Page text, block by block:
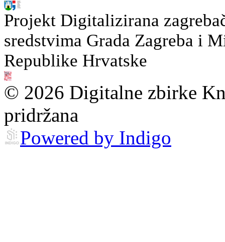
Projekt Digitalizirana
sredstvima Grada Zagreba i
Republike Hrvatske
© 2026 Digitalne zbirke
pridržana
Powered by Indigo